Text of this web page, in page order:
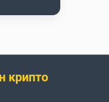
крипто